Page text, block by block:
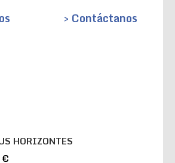
> Contáctanos
HORIZONTES
€